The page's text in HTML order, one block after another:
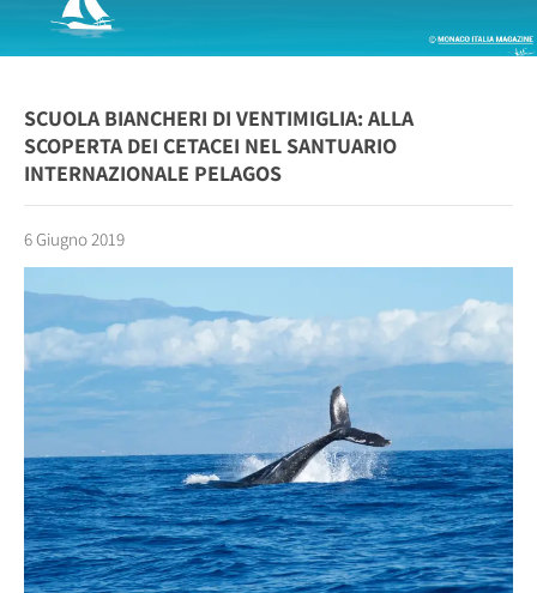
SCUOLA BIANCHERI DI VENTIMIGLIA: ALLA
SCOPERTA DEI CETACEI NEL SANTUARIO
INTERNAZIONALE PELAGOS
6 Giugno 2019